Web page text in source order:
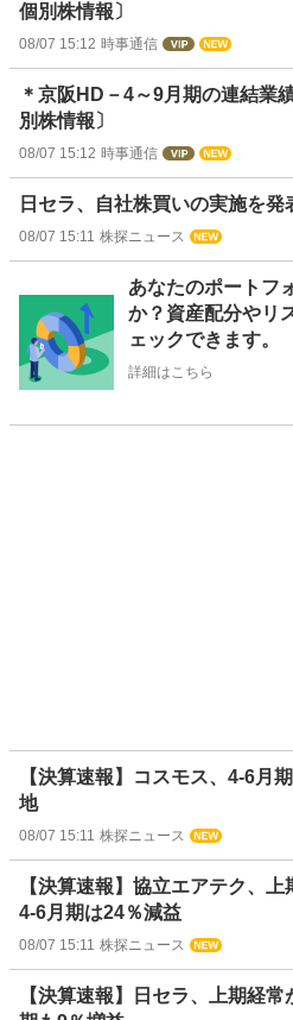
個別株情報〕
08/07 15:12 時事通信
＊京阪HD－4～9月期の連結業
別株情報〕
08/07 15:12 時事通信
日セラ、自社株買いの実施を発
08/07 15:11 株探ニュース
あなたのポートフ
か？資産配分やリ
ェックできます。
詳細はこちら
【決算速報】コスモス、4-6月
地
08/07 15:11 株探ニュース
【決算速報】協立エアテク、
4-6月期は24％減益
08/07 15:11 株探ニュース
【決算速報】日セラ、上期経